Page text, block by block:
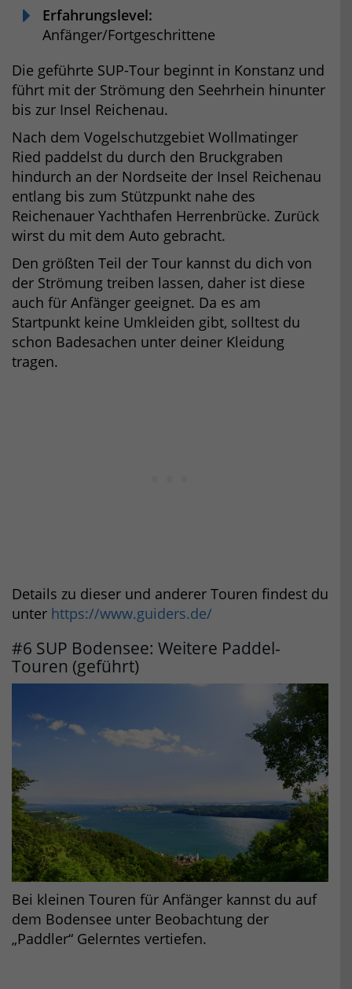
Erfahrungslevel:
Anfänger/Fortgeschrittene
Die geführte SUP-Tour beginnt in Konstanz und
führt mit der Strömung den Seehrhein hinunter
bis zur Insel Reichenau.
Nach dem Vogelschutzgebiet Wollmatinger
Ried paddelst du durch den Bruckgraben
hindurch an der Nordseite der Insel Reichenau
entlang bis zum Stützpunkt nahe des
Reichenauer Yachthafen Herrenbrücke. Zurück
wirst du mit dem Auto gebracht.
Den größten Teil der Tour kannst du dich von
der Strömung treiben lassen, daher ist diese
auch für Anfänger geeignet. Da es am
Startpunkt keine Umkleiden gibt, solltest du
schon Badesachen unter deiner Kleidung
tragen.
Details zu dieser und anderer Touren findest du
unter https://www.guiders.de/
#6 SUP Bodensee: Weitere Paddel-
Touren (geführt)
Bei kleinen Touren für Anfänger kannst du auf
dem Bodensee unter Beobachtung der
„Paddler“ Gelerntes vertiefen.